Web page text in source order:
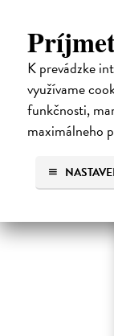
K prevádzke
využívame
funkčnosti,
maximálneho
Mokoš patril medzi
autorov
Zasielame do 14
18,00 €